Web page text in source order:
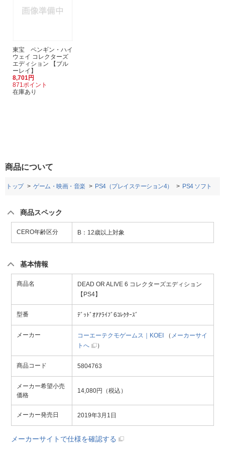
東宝 ペンギン・ハイ
ウェイ コレクターズ
エディション 【ブル
ーレイ】
8,701円
871ポイント
在庫あり
商品について
トップ ゲーム・映画・音楽 PS4（プレイステーション4） PS4 ソフト
商品スペック
CERO年齢区分 B：12歳以上対象
基本情報
商品名
DEAD OR ALIVE 6 コレクターズエディション
【PS4】
型番 ﾃﾞｯﾄﾞｵｱｱﾗｲﾌﾞ6ｺﾚｸﾀｰｽﾞ
メーカー コーエーテクモゲームス｜KOEI （ メーカーサイ
トへ
）
商品コード 5804763
メーカー希望小売
価格
14,080円（税込）
メーカー発売日 2019年3月1日
メーカーサイトで仕様を確認する